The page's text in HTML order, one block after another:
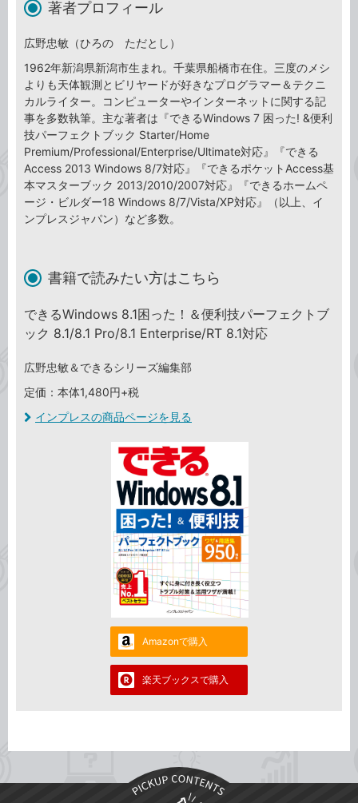
著者プロフィール
広野忠敏（ひろの ただとし）
1962年新潟県新潟市生まれ。千葉県船橋市在住。三度のメシ
よりも天体観測とビリヤードが好きなプログラマー＆テクニ
カルライター。コンピューターやインターネットに関する記
事を多数執筆。主な著者は『できるWindows 7 困った! &便利
技パーフェクトブック Starter/Home
Premium/Professional/Enterprise/Ultimate対応』『できる
Access 2013 Windows 8/7対応』『できるポケットAccess基
本マスターブック 2013/2010/2007対応』『できるホームペ
ージ・ビルダー18 Windows 8/7/Vista/XP対応』（以上、イ
ンプレスジャパン）など多数。
書籍で読みたい方はこちら
できるWindows 8.1困った！＆便利技パーフェクトブ
ック 8.1/8.1 Pro/8.1 Enterprise/RT 8.1対応
広野忠敏＆できるシリーズ編集部
定価：本体1,480円+税
インプレスの商品ページを見る
Amazonで購入
楽天ブックスで購入